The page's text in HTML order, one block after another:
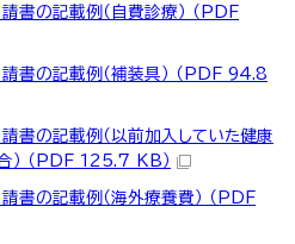
書の記載例（自費診療） （PDF
書の記載例（補装具） （PDF 94.8
書の記載例（以前加入していた健康
） （PDF 125.7 KB）
書の記載例（海外療養費） （PDF